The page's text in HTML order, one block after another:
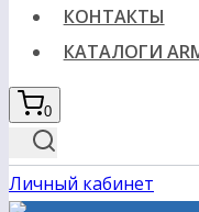
КОНТАКТЫ
КАТАЛОГИ
0
Личный кабинет